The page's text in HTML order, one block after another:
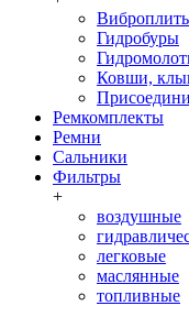
Гидробуры
Ковши,
Ремкомплекты
Ремни
Сальники
Фильтры
+
воздушные
легковые
маслянные
топливные